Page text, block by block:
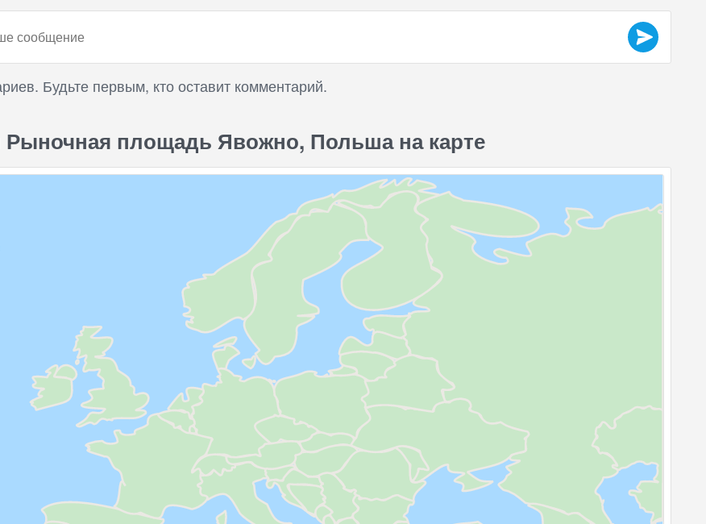
Будьте первым, кто оставит комментарий.
площадь Явожно, Польша на карте